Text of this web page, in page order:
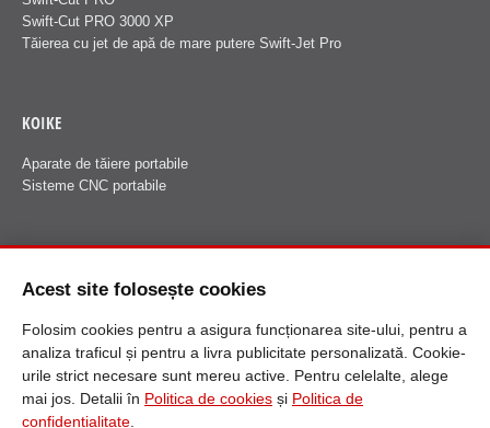
Swift-Cut PRO 3000 XP
Tăierea cu jet de apă de mare putere Swift-Jet Pro
KOIKE
Aparate de tăiere portabile
Sisteme CNC portabile
Acest site folosește cookies
Folosim cookies pentru a asigura funcționarea site-ului, pentru a
analiza traficul și pentru a livra publicitate personalizată. Cookie-
urile strict necesare sunt mereu active. Pentru celelalte, alege
mai jos. Detalii în Politica de cookies și Politica de
confidențialitate